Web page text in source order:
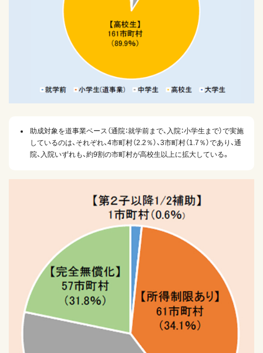
助成対象を道事業ベース（通院：就学前まで、入院：小学生まで）で実施
しているのは、それぞれ、4市町村（2.2％）、3市町村（1.7％）であり、通
院、入院いずれも、約9割の市町村が高校生以上に拡大している。